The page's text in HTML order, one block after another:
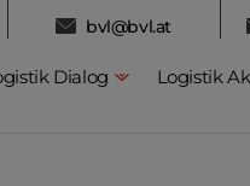
bvl@bvl.at
Dialog Logistik